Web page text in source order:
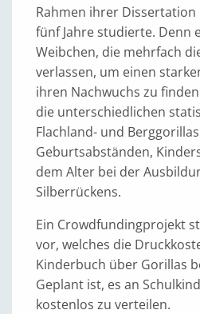
Rahmen ihrer Dissertation
fünf Jahre studierte. Denn
Weibchen, die mehrfach
verlassen, um einen
ihren Nachwuchs zu
die unterschiedlichen
Flachland- und
Geburtsabständen,
dem Alter bei der
Silberrückens.
Ein Crowdfundingprojekt
vor, welches die
Kinderbuch über Gorillas
Geplant ist, es an
kostenlos zu verteilen.